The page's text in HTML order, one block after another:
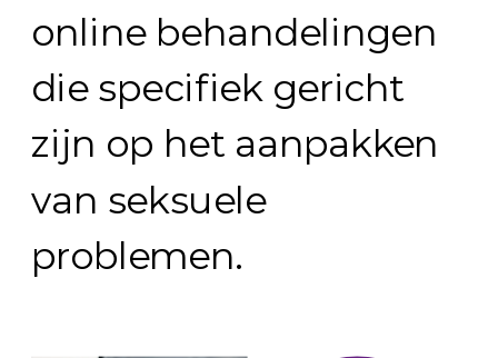
online behandelingen
die specifiek gericht
zijn op het aanpakken
van seksuele
problemen.